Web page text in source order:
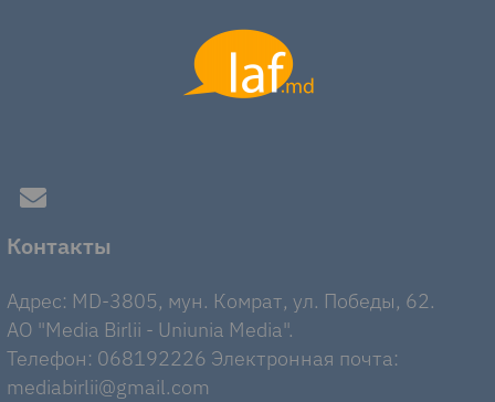
Контакты
Адрес: MD-3805, мун. Комрат, ул. Победы, 62.
AO "Media Birlii - Uniunia Media".
Телефон: 068192226 Электронная почта:
mediabirlii@gmail.com